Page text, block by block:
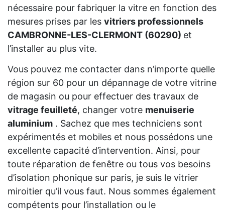
nécessaire pour fabriquer la vitre en fonction des
mesures prises par les vitriers professionnels
CAMBRONNE-LES-CLERMONT (60290) et
l’installer au plus vite.
Vous pouvez me contacter dans n’importe quelle
région sur 60 pour un dépannage de votre vitrine
de magasin ou pour effectuer des travaux de
vitrage feuilleté, changer votre menuiserie
aluminium . Sachez que mes techniciens sont
expérimentés et mobiles et nous possédons une
excellente capacité d’intervention. Ainsi, pour
toute réparation de fenêtre ou tous vos besoins
d’isolation phonique sur paris, je suis le vitrier
miroitier qu’il vous faut. Nous sommes également
compétents pour l’installation ou le